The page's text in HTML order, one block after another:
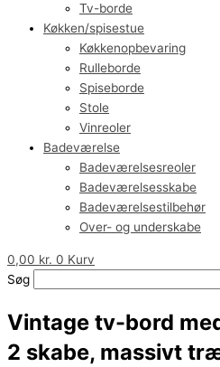
Tv-borde
Køkken/spisestue
Køkkenopbevaring
Rulleborde
Spiseborde
Stole
Vinreoler
Badeværelse
Badeværelsesreoler
Badeværelsesskabe
Badeværelsestilbehør
Over- og underskabe
0,00 kr. 0 Kurv
Søg
Vintage tv-bord
2 skabe, massivt